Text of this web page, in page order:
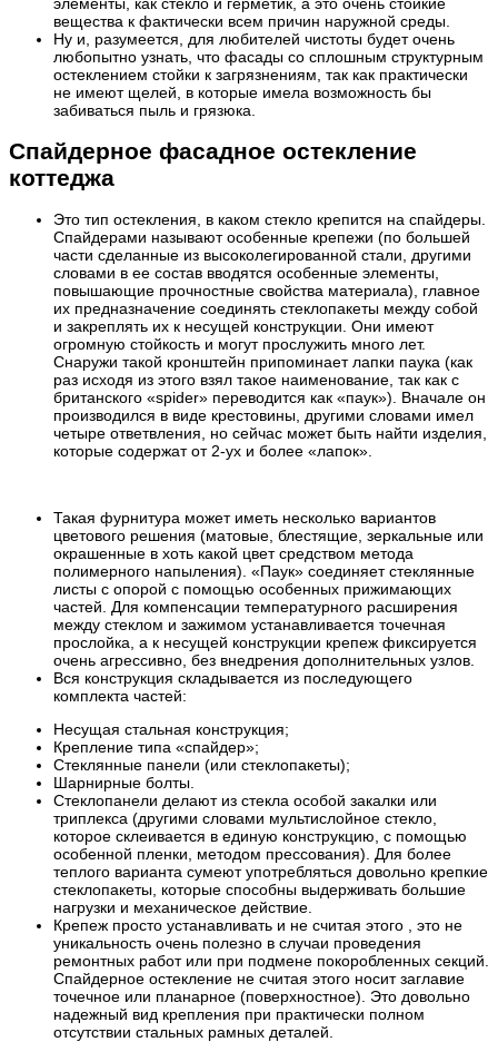
вещества к фактически всем причин наружной среды.
Ну и, разумеется, для любителей чистоты будет очень
любопытно узнать, что фасады со сплошным структурным
остеклением стойки к загрязнениям, так как практически
не имеют щелей, в которые имела возможность бы
забиваться пыль и грязюка.
Спайдерное фасадное остекление
коттеджа
Это тип остекления, в каком стекло крепится на спайдеры.
Спайдерами называют особенные крепежи (по большей
части сделанные из высоколегированной стали, другими
словами в ее состав вводятся особенные элементы,
повышающие прочностные свойства материала), главное
их предназначение соединять стеклопакеты между собой
и закреплять их к несущей конструкции. Они имеют
огромную стойкость и могут прослужить много лет.
Снаружи такой кронштейн припоминает лапки паука (как
раз исходя из этого взял такое наименование, так как с
британского «spider» переводится как «паук»). Вначале он
производился в виде крестовины, другими словами имел
четыре ответвления, но сейчас может быть найти изделия,
которые содержат от 2-ух и более «лапок».
Такая фурнитура может иметь несколько вариантов
цветового решения (матовые, блестящие, зеркальные или
окрашенные в хоть какой цвет средством метода
полимерного напыления). «Паук» соединяет стеклянные
листы с опорой с помощью особенных прижимающих
частей. Для компенсации температурного расширения
между стеклом и зажимом устанавливается точечная
прослойка, а к несущей конструкции крепеж фиксируется
очень агрессивно, без внедрения дополнительных узлов.
Вся конструкция складывается из последующего
комплекта частей:
Несущая стальная конструкция;
Крепление типа «спайдер»;
Стеклянные панели (или стеклопакеты);
Шарнирные болты.
Стеклопанели делают из стекла особой закалки или
триплекса (другими словами мультислойное стекло,
которое склеивается в единую конструкцию, с помощью
особенной пленки, методом прессования). Для более
теплого варианта сумеют употребляться довольно крепкие
стеклопакеты, которые способны выдерживать большие
нагрузки и механическое действие.
Крепеж просто устанавливать и не считая этого , это не
уникальность очень полезно в случаи проведения
ремонтных работ или при подмене покоробленных секций.
Спайдерное остекление не считая этого носит заглавие
точечное или планарное (поверхностное). Это довольно
надежный вид крепления при практически полном
отсутствии стальных рамных деталей.